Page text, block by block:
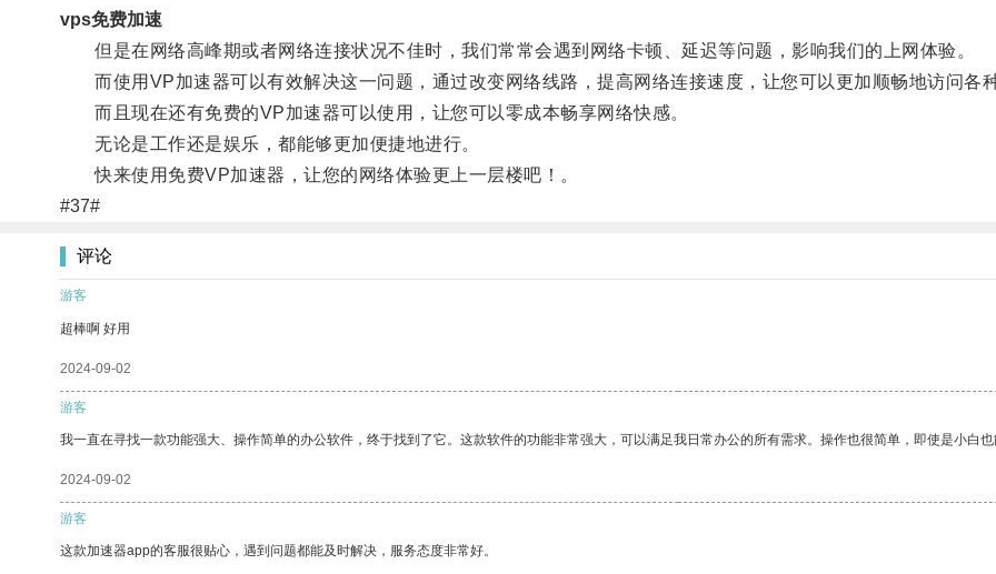
vps免费加速
但是在网络高峰期或者网络连接状况不佳时，我们常常会遇到网络卡顿、延迟等问题，影响我们的上网体验。
而使用VP加速器可以有效解决这一问题，通过改变网络线路，提高网络连接速度，让您可以更加顺畅地访问各种
而且现在还有免费的VP加速器可以使用，让您可以零成本畅享网络快感。
无论是工作还是娱乐，都能够更加便捷地进行。
快来使用免费VP加速器，让您的网络体验更上一层楼吧！。
#37#
评论
游客
超棒啊 好用
2024-09-02
游客
我一直在寻找一款功能强大、操作简单的办公软件，终于找到了它。这款软件的功能非常强大，可以满足我日常办公的所有需求。操作也很简单，即使是小白也
2024-09-02
游客
这款加速器app的客服很贴心，遇到问题都能及时解决，服务态度非常好。